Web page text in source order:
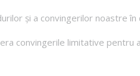
și a convingerilor noastre
convingerile limitative